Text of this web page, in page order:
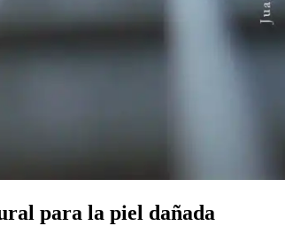
para la piel dañada